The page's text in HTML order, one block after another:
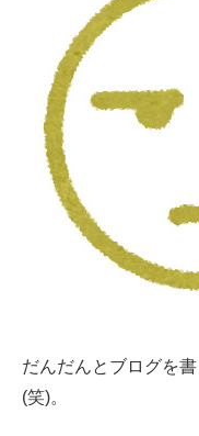
だんだんとブログを
(笑)。